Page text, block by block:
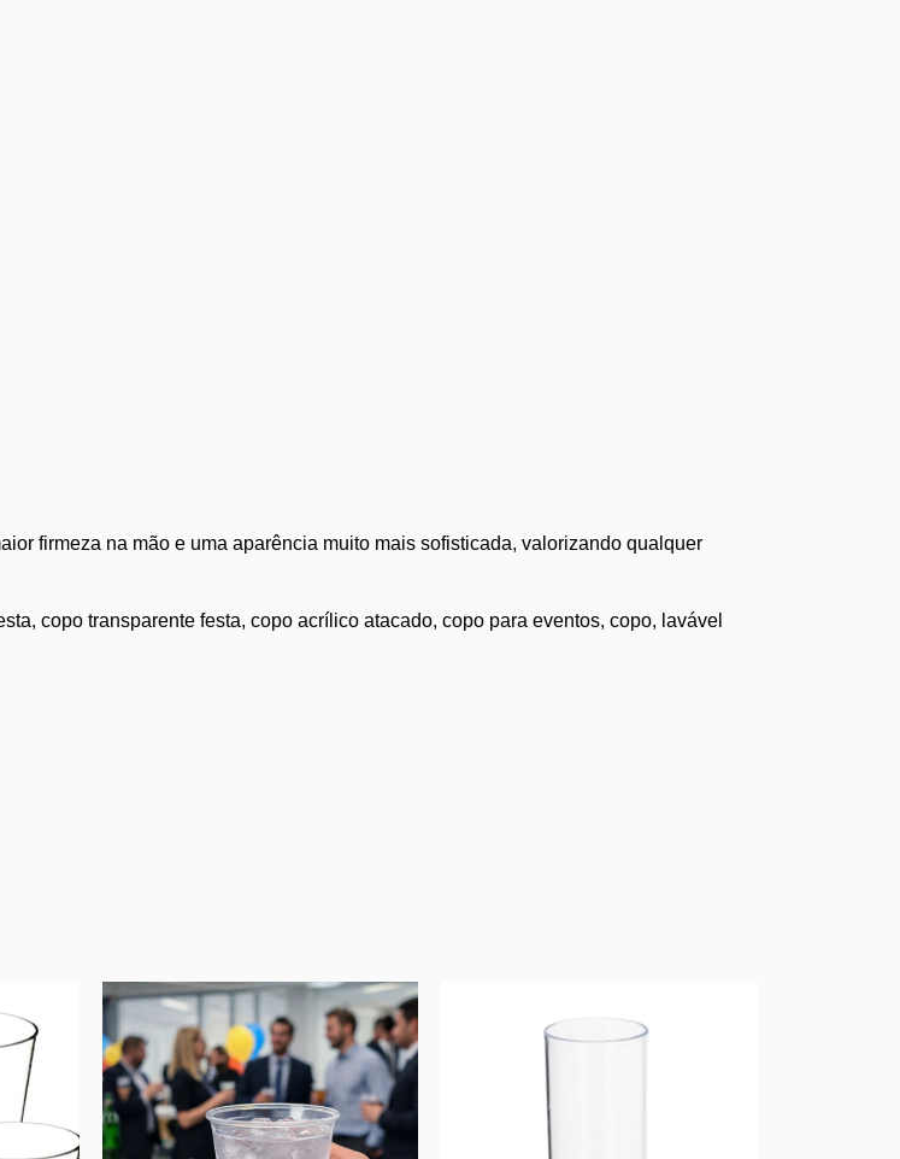
firmeza na mão e uma aparência muito mais sofisticada, valorizando qualquer
copo transparente festa, copo acrílico atacado, copo para eventos, copo, lavável